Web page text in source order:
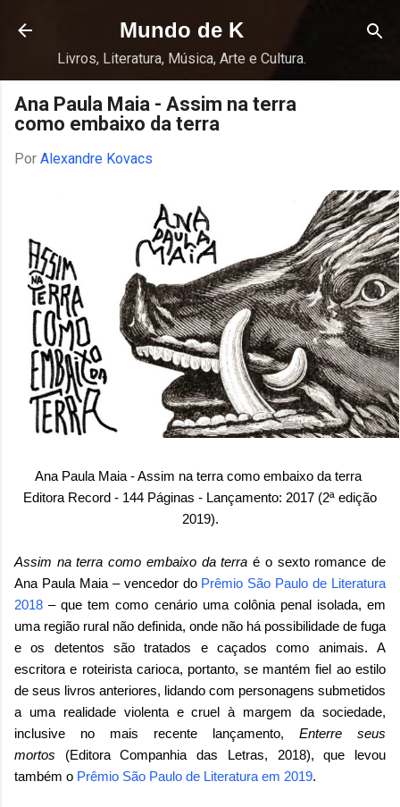
Pular para o conteúdo principal
Mundo de K
Livros, Literatura, Música, Arte e Cultura.
Ana Paula Maia - Assim na terra
como embaixo da terra
Por Alexandre Kovacs
Ana Paula Maia - Assim na terra como embaixo da terra
Editora Record - 144 Páginas - Lançamento: 2017 (2ª edição
2019).
Assim na terra como embaixo da terra é o sexto romance de
Ana Paula Maia – vencedor do Prêmio São Paulo de Literatura
2018 – que tem como cenário uma colônia penal isolada, em
uma região rural não definida, onde não há possibilidade de fuga
e os detentos são tratados e caçados como animais. A
escritora e roteirista carioca, portanto, se mantém fiel ao estilo
de seus livros anteriores, lidando com personagens submetidos
a uma realidade violenta e cruel à margem da sociedade,
inclusive no mais recente lançamento, Enterre seus
mortos (Editora Companhia das Letras, 2018), que levou
também o Prêmio São Paulo de Literatura em 2019.